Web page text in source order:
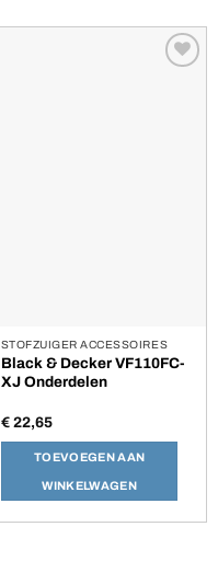
STOFZUIGER ACCESSOIRES
Black & Decker VF110FC-
XJ Onderdelen
€22,65
TOEVOEGEN AAN
WINKELWAGEN